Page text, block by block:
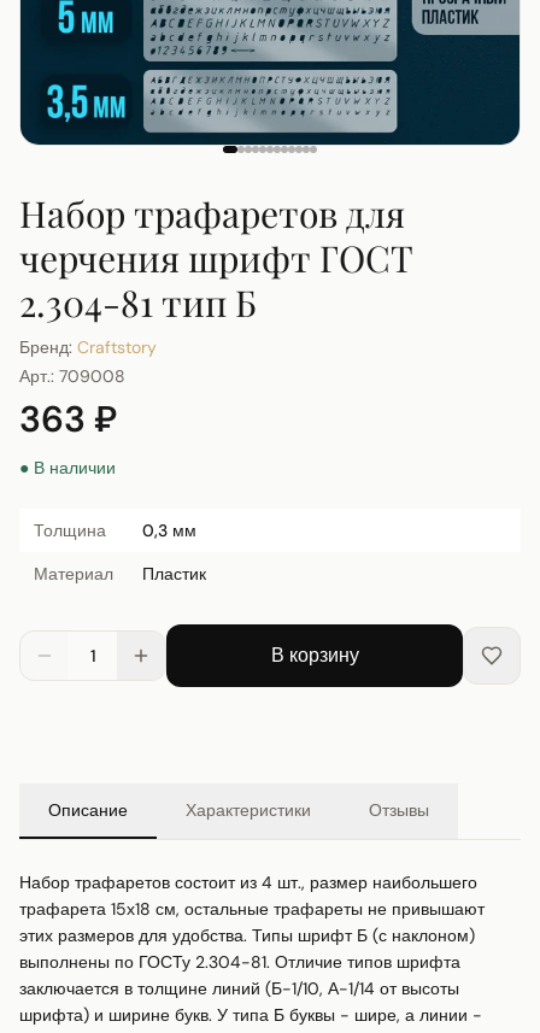
Набор трафаретов для
черчения шрифт ГОСТ
2.304-81 тип Б
Бренд: Craftstory
Арт.: 709008
363 ₽
● В наличии
Толщина
0,3 мм
Материал
Пластик
1 В корзину
Описание Характеристики Отзывы
Набор трафаретов состоит из 4 шт., размер наибольшего
трафарета 15х18 см, остальные трафареты не привышают
этих размеров для удобства. Типы шрифт Б (с наклоном)
выполнены по ГОСТу 2.304-81. Отличие типов шрифта
заключается в толщине линий (Б-1/10, А-1/14 от высоты
шрифта) и ширине букв. У типа Б буквы - шире, а линии -